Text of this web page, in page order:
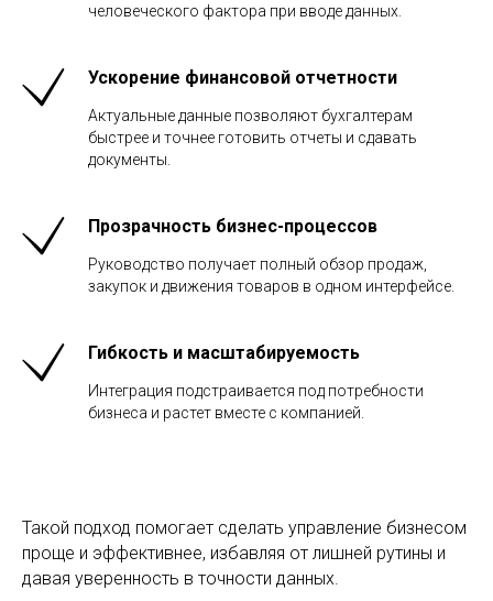
человеческого фактора при вводе данных.
Ускорение финансовой отчетности
Актуальные данные позволяют бухгалтерам
быстрее и точнее готовить отчеты и сдавать
документы.
Прозрачность бизнес-процессов
Руководство получает полный обзор продаж,
закупок и движения товаров в одном интерфейсе.
Гибкость и масштабируемость
Интеграция подстраивается под потребности
бизнеса и растет вместе с компанией.
Такой подход помогает сделать управление бизнесом
проще и эффективнее, избавляя от лишней рутины и
давая уверенность в точности данных.